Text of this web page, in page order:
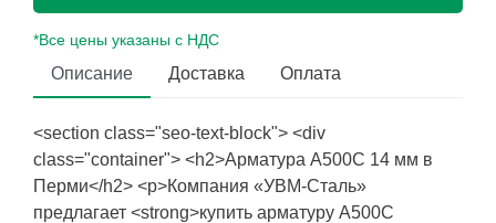
*Все цены указаны с НДС
Описание Доставка Оплата
<section class="seo-text-block"> <div
class="container"> <h2>Арматура А500С 14 мм в
Перми</h2> <p>Компания «УВМ-Сталь»
предлагает <strong>купить арматуру А500С